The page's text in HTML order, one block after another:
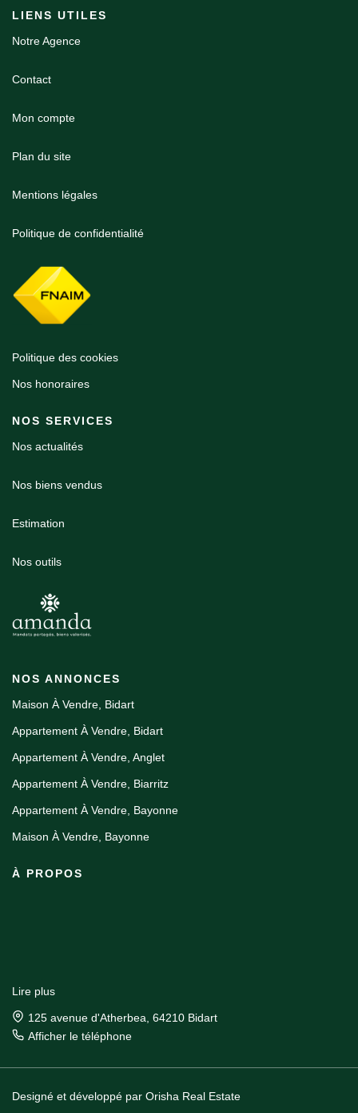
LIENS UTILES
Notre Agence
Contact
Mon compte
Plan du site
Mentions légales
Politique de confidentialité
Politique des cookies
Nos honoraires
NOS SERVICES
Nos actualités
Nos biens vendus
Estimation
Nos outils
NOS ANNONCES
Maison À Vendre, Bidart
Appartement À Vendre, Bidart
Appartement À Vendre, Anglet
Appartement À Vendre, Biarritz
Appartement À Vendre, Bayonne
Maison À Vendre, Bayonne
À PROPOS
Lire plus
125 avenue d'Atherbea, 64210 Bidart
Afficher le téléphone
Designé et développé par Orisha Real Estate